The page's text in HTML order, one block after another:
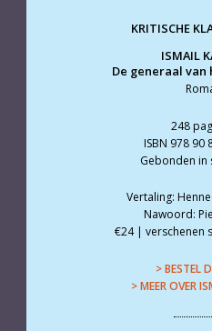
KRITISCHE
ISMAIL
De generaal
248
ISBN 978 90
Gebonden in
Vertaling:
Nawoord:
€24 | verschenen
> BESTEL
> MEER OVER